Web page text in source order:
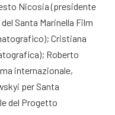
Nicosia (presidente
Santa Marinella Film
Cristiana
Roberto
internazionale,
per Santa
del Progetto